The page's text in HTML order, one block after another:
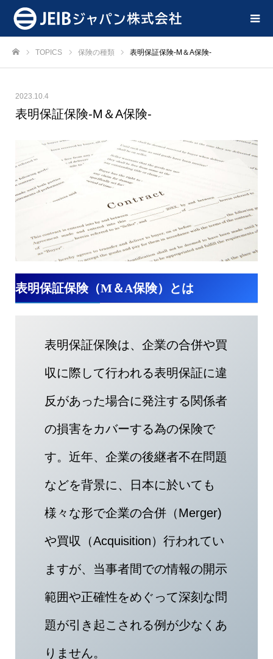
TOPICS 保険の種類 表明保証保険-M＆A保険-
2023.10.4
表明保証保険-M＆A保険-
表明保証保険（M＆A保険）とは
表明保証保険は、企業の合併や買
収に際して行われる表明保証に違
反があった場合に発注する関係者
の損害をカバーする為の保険で
す。近年、企業の後継者不在問題
などを背景に、日本に於いても
様々な形で企業の合併（Merger)
や買収（Acquisition）行われてい
ますが、当事者間での情報の開示
範囲や正確性をめぐって深刻な問
題が引き起こされる例が少なくあ
りません。